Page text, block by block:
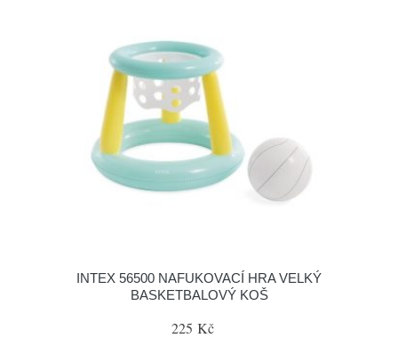
INTEX 56500 NAFUKOVACÍ HRA VELKÝ
BASKETBALOVÝ KOŠ
225 Kč